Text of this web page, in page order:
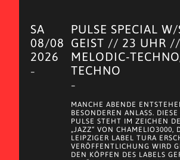
SA
08/08
2026
–
PULSE SPECIAL
GEIST // 23 UHR //
MELODIC-
TECHNO
–
MANCHE ABENDE
BESONDEREN ANLASS.
PULSE STEHT IM ZEICHEN
„JAZZ“ VON CHAMELIO3000,
LEIPZIGER LABEL TURA
VERÖFFENTLICHUNG WIRD
DEN KÖPFEN DES LABELS